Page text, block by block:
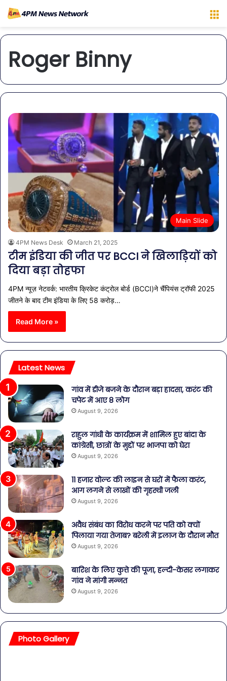
Roger Binny
Main Slide
4PM News Desk March 21, 2025
टीम इंडिया की जीत पर BCCI ने खिलाड़ियों को
दिया बड़ा तोहफा
4PM न्यूज़ नेटवर्क: भारतीय क्रिकेट कंट्रोल बोर्ड (BCCI)ने चैंपियंस ट्रॉफी 2025
जीतने के बाद टीम इंडिया के लिए 58 करोड़…
Read More »
Latest News
गांव में डीजे बजने के दौरान बड़ा हादसा, करंट की
चपेट में आए 8 लोग
August 9, 2026
राहुल गांधी के कार्यक्रम में शामिल हुए बांदा के
कांग्रेसी, छात्रों के मुद्दों पर भाजपा को घेरा
August 9, 2026
11 हजार वोल्ट की लाइन से घरों में फैला करंट,
आग लगने से लाखों की गृहस्थी जली
August 9, 2026
अवैध संबंध का विरोध करने पर पति को क्यों
पिलाया गया तेजाब? बरेली में इलाज के दौरान मौत
August 9, 2026
बारिश के लिए कुत्ते की पूजा, हल्दी-केसर लगाकर
गांव ने मांगी मन्नत
August 9, 2026
Photo Gallery